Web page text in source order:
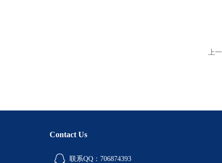
上
Contact Us
联系QQ：706874393